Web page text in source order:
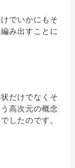
でいかにもそ
み出すことに
だけでなくそ
高次元の概念
したのです。